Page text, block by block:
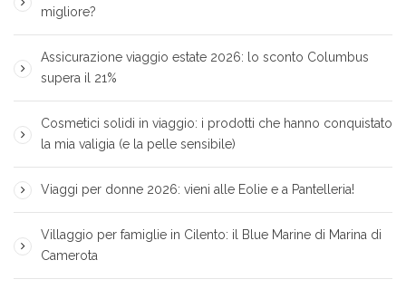
migliore?
Assicurazione viaggio estate 2026: lo sconto Columbus
supera il 21%
Cosmetici solidi in viaggio: i prodotti che hanno conquistato
la mia valigia (e la pelle sensibile)
Viaggi per donne 2026: vieni alle Eolie e a Pantelleria!
Villaggio per famiglie in Cilento: il Blue Marine di Marina di
Camerota